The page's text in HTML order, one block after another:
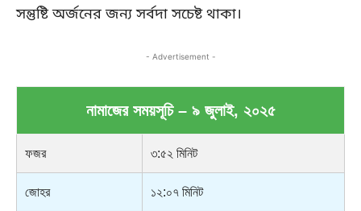
সন্তুষ্টি অর্জনের জন্য সর্বদা সচেষ্ট থাকা।
- Advertisement -
নামাজের সময়সূচি – ৯ জুলাই, ২০২৫
ফজর ৩:৫২ মিনিট
জোহর ১২:০৭ মিনিট